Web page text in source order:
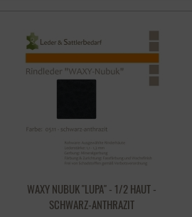
WAXY NUBUK "LUPA" - 1/2 HAUT -
SCHWARZ-ANTHRAZIT